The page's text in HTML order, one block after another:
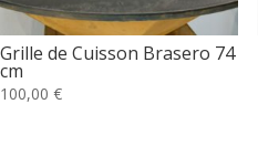
Grille de Cuisson Brasero 74
cm
100,00 €